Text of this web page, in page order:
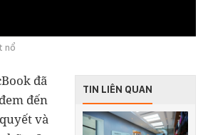
nổ
TIN LIÊN QUAN
đã
đến
và